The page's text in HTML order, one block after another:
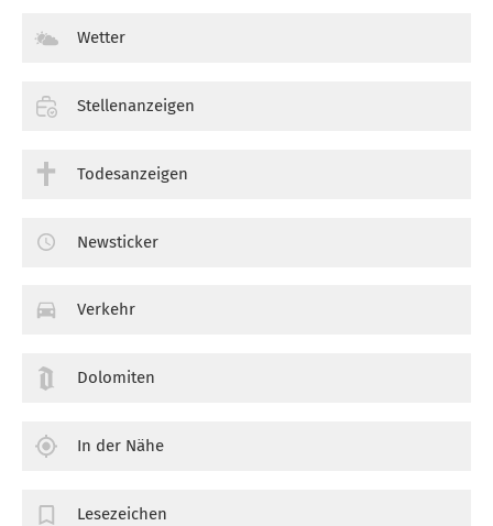
Wetter
Stellenanzeigen
Todesanzeigen
Newsticker
Verkehr
Dolomiten
In der Nähe
Lesezeichen